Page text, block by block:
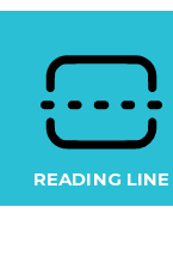
READING LINE